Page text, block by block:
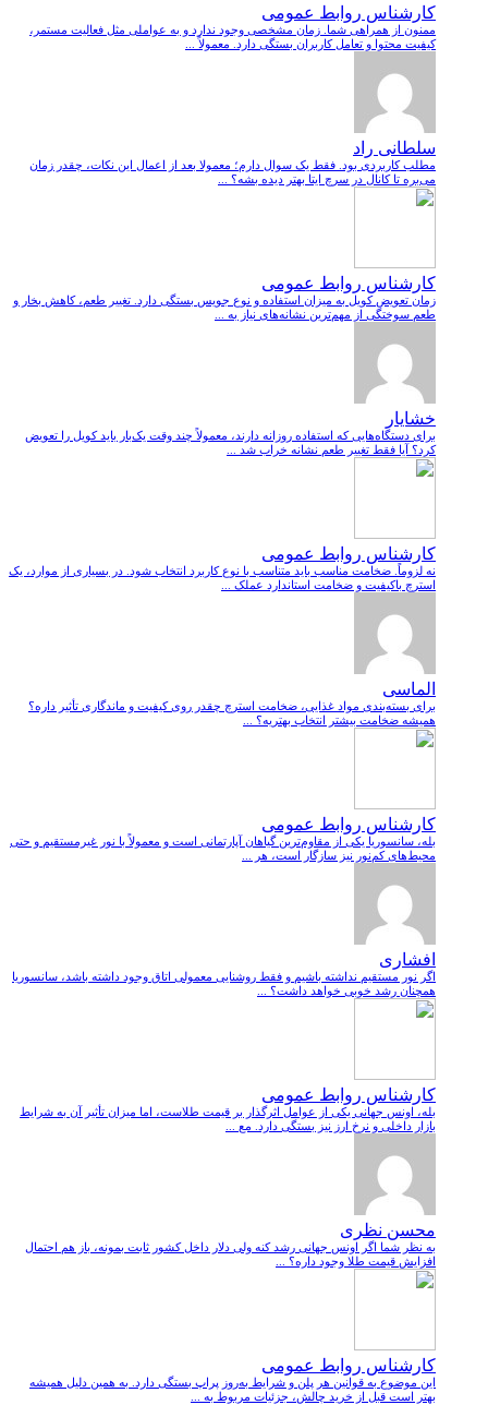
کارشناس روابط عمومی
ممنون از همراهی شما. زمان مشخصی وجود ندارد و به عواملی مثل فعالیت مستمر،
کیفیت محتوا و تعامل کاربران بستگی دارد. معمولاً ...
سلطانی راد
مطلب کاربردی بود. فقط یک سوال دارم؛ معمولا بعد از اعمال این نکات، چقدر زمان
می‌بره تا کانال در سرچ ایتا بهتر دیده بشه؟ ...
کارشناس روابط عمومی
زمان تعویض کویل به میزان استفاده و نوع جویس بستگی دارد. تغییر طعم، کاهش بخار و
طعم سوختگی از مهم‌ترین نشانه‌های نیاز به ...
خشایار
برای دستگاه‌هایی که استفاده روزانه دارند، معمولاً چند وقت یک‌بار باید کویل را تعویض
کرد؟ آیا فقط تغییر طعم نشانه خراب شد ...
کارشناس روابط عمومی
نه لزوماً. ضخامت مناسب باید متناسب با نوع کاربرد انتخاب شود. در بسیاری از موارد، یک
استرچ باکیفیت و ضخامت استاندارد عملک ...
الماسی
برای بسته‌بندی مواد غذایی، ضخامت استرچ چقدر روی کیفیت و ماندگاری تأثیر داره؟
همیشه ضخامت بیشتر انتخاب بهتریه؟ ...
کارشناس روابط عمومی
بله، سانسوریا یکی از مقاوم‌ترین گیاهان آپارتمانی است و معمولاً با نور غیرمستقیم و حتی
محیط‌های کم‌نور نیز سازگار است، هر ...
افشاری
اگر نور مستقیم نداشته باشیم و فقط روشنایی معمولی اتاق وجود داشته باشد، سانسوریا
همچنان رشد خوبی خواهد داشت؟ ...
کارشناس روابط عمومی
بله، اونس جهانی یکی از عوامل اثرگذار بر قیمت طلاست، اما میزان تأثیر آن به شرایط
بازار داخلی و نرخ ارز نیز بستگی دارد. مع ...
محسن نظری
به نظر شما اگر اونس جهانی رشد کنه ولی دلار داخل کشور ثابت بمونه، باز هم احتمال
افزایش قیمت طلا وجود داره؟ ...
کارشناس روابط عمومی
این موضوع به قوانین هر پلن و شرایط به‌روز پراپ بستگی دارد. به همین دلیل همیشه
بهتر است قبل از خرید چالش، جزئیات مربوط به ...